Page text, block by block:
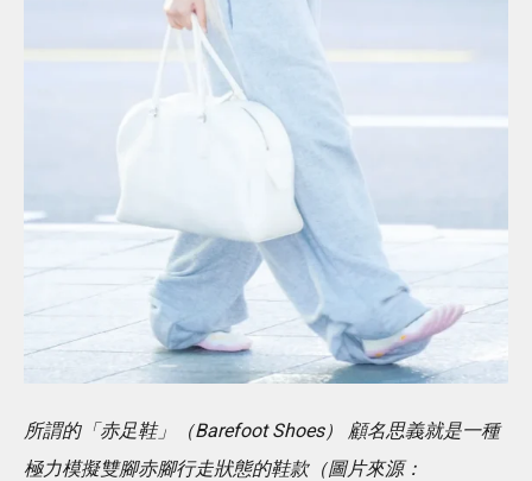
所謂的「赤足鞋」（Barefoot Shoes） 顧名思義就是一種
極力模擬雙腳赤腳行走狀態的鞋款（圖片來源：